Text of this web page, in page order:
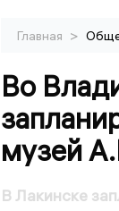
Главная >
Во
музей
В Лакинске